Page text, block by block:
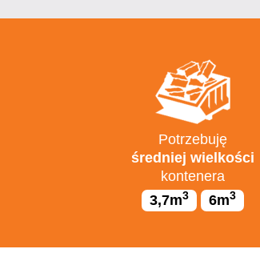
Potrzebuję
średniej wielkości
kontenera
3,7m3 6m3